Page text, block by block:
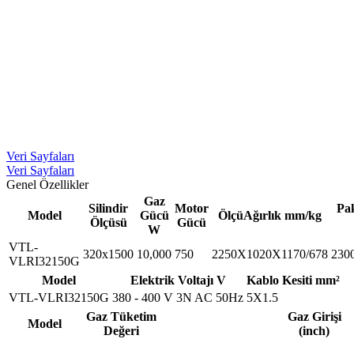
Veri Sayfaları
Veri Sayfaları
Genel Özellikler
Model
Silindir
Ölçüsü
Gaz
Gücü
W
Motor
Gücü
ÖlçüAğırlık mm/kg
VTL-
VLRI32150G
320x1500 10,000 750 2250X1020X1170/678
Model
Elektrik Voltajı V
Kablo Kesiti mm²
VTL-VLRI32150G 380 - 400 V 3N AC 50Hz 5X1.5
Model
Gaz Tüketim
Değeri
Gaz Girişi
(inch)